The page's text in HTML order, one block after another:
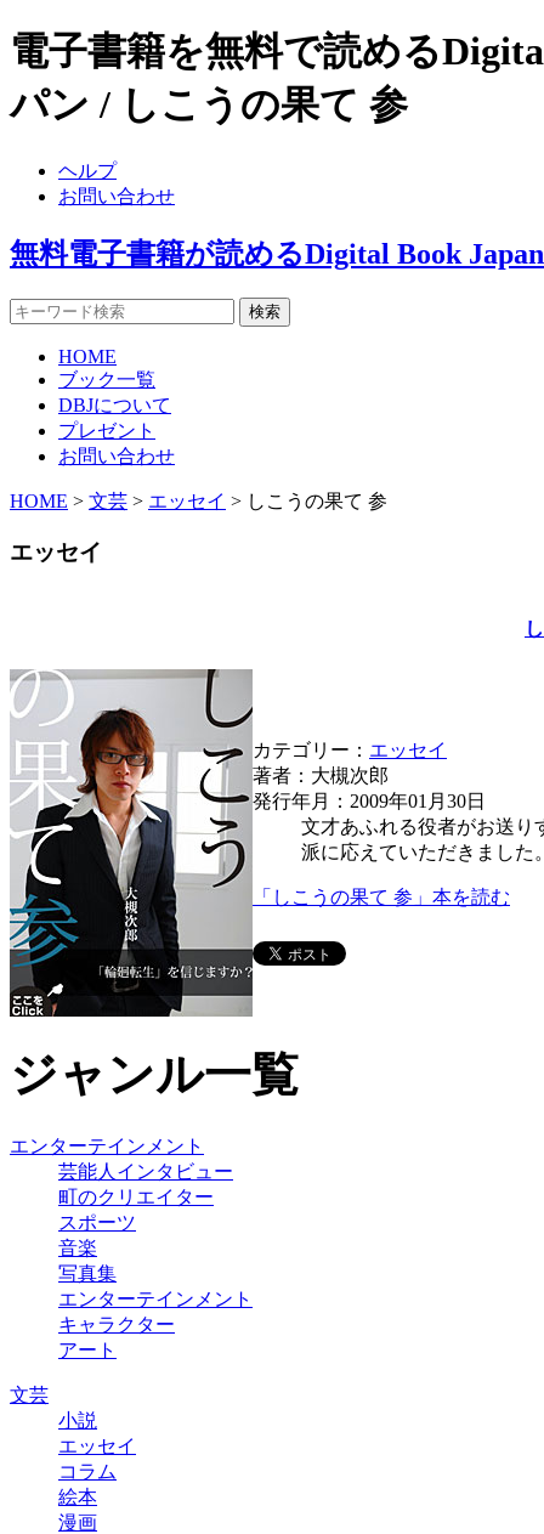
電子書籍を無料で読める
パン / しこうの果て 参
ヘルプ
お問い合わせ
無料電子書籍が読めるDigital Book
HOME
ブック一覧
DBJについて
プレゼント
お問い合わせ
HOME > 文芸 > エッセイ > しこうの果て 参
エッセイ
カテゴリー： エッセイ
著者：大槻次郎
発行年月：2009年01月30日
文才あふれる役者がお送り
派に応えていただきました
「しこうの果て 参」本を読む
ジャンル一覧
エンターテインメント
芸能人インタビュー
町のクリエイター
スポーツ
音楽
写真集
エンターテインメント
キャラクター
アート
文芸
小説
エッセイ
コラム
絵本
漫画